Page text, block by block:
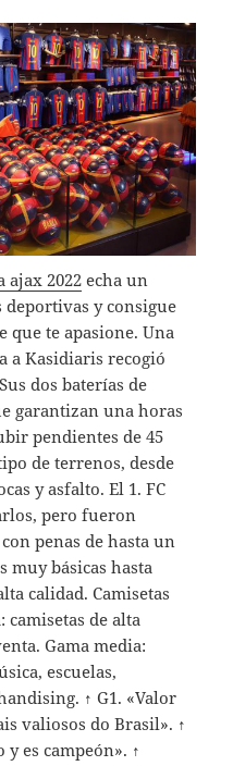
ajax 2022 echa un
deportivas y consigue
que te apasione. Una
a Kasidiaris recogió
dos baterías de
garantizan una horas
pendientes de 45
de terrenos, desde
y asfalto. El 1. FC
pero fueron
penas de hasta un
muy básicas hasta
calidad. Camisetas
camisetas de alta
Gama media:
escuelas,
↑ G1. «Valor
valiosos do Brasil». ↑
es campeón». ↑